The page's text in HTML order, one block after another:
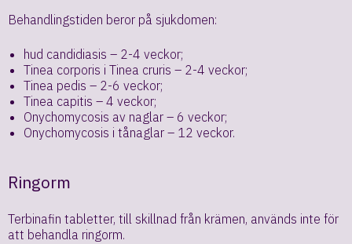
Behandlingstiden beror på sjukdomen:
hud candidiasis – 2-4 veckor;
Tinea corporis i Tinea cruris – 2-4 veckor;
Tinea pedis – 2-6 veckor;
Tinea capitis – 4 veckor;
Onychomycosis av naglar – 6 veckor;
Onychomycosis i tånaglar – 12 veckor.
Ringorm
Terbinafin tabletter, till skillnad från krämen, används inte för
att behandla ringorm.